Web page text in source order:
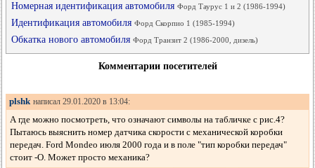
Номерная идентификация автомобиля Форд Таурус 1 и 2 (1986-1994)
Идентификация автомобиля Форд Скорпио 1 (1985-1994)
Обкатка нового автомобиля Форд Транзит 2 (1986-2000, дизель)
Комментарии посетителей
plshk написал 29.01.2020 в 13:04:
А где можно посмотреть, что означают символы на табличке с рис.4?
Пытаюсь выяснить номер датчика скорости с механической коробки
передач. Ford Mondeo июля 2000 года и в поле "тип коробки передач"
стоит -О. Может просто механика?